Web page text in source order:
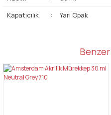
Kapatıcılık
: Yarı Opak
Bu ürüne ilk
Bu ürünün fiyat bilgisi, resim, ürün
tarafımıza iletebilirsiniz.
Görüş ve önerileriniz için
Benzer